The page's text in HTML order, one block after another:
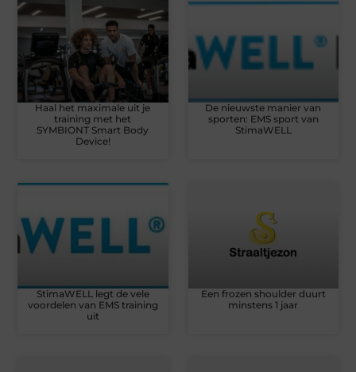
Haal het maximale uit je
training met het
SYMBIONT Smart Body
Device!
De nieuwste manier van
sporten: EMS sport van
StimaWELL
StimaWELL legt de vele
voordelen van EMS training
uit
Een frozen shoulder duurt
minstens 1 jaar